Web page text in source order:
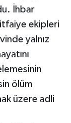
İhbar
ekipleri
yalnız
ölüm
üzere adli